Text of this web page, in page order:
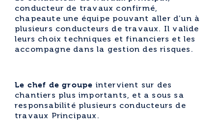
conducteur de travaux confirmé,
chapeaute une équipe pouvant aller d’un à
plusieurs conducteurs de travaux. Il valide
leurs choix techniques et financiers et les
accompagne dans la gestion des risques.
Le chef de groupe intervient sur des
chantiers plus importants, et a sous sa
responsabilité plusieurs conducteurs de
travaux Principaux.